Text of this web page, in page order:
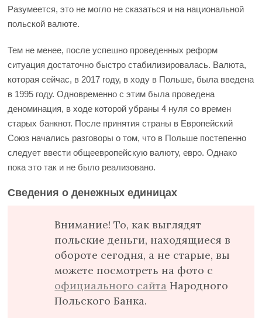
Разумеется, это не могло не сказаться и на национальной
польской валюте.
Тем не менее, после успешно проведенных реформ
ситуация достаточно быстро стабилизировалась. Валюта,
которая сейчас, в 2017 году, в ходу в Польше, была введена
в 1995 году. Одновременно с этим была проведена
деноминация, в ходе которой убраны 4 нуля со времен
старых банкнот. После принятия страны в Европейский
Союз начались разговоры о том, что в Польше постепенно
следует ввести общеевропейскую валюту, евро. Однако
пока это так и не было реализовано.
Сведения о денежных единицах
Внимание! То, как выглядят
польские деньги, находящиеся в
обороте сегодня, а не старые, вы
можете посмотреть на фото с
официального сайта Народного
Польского Банка.